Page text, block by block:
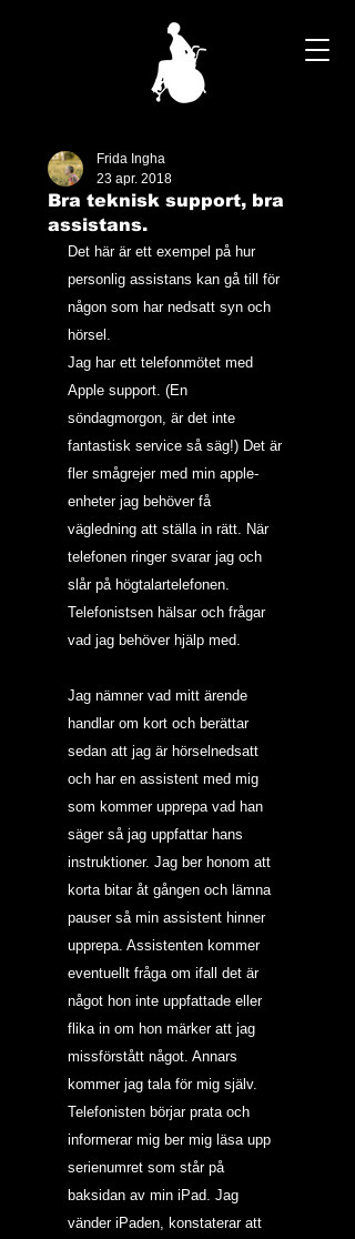
Bra teknisk support, bra
assistans.
Frida Ingha
23 apr. 2018
Det här är ett exempel på hur
personlig assistans kan gå till för
någon som har nedsatt syn och
hörsel.
Jag har ett telefonmötet med
Apple support. (En
söndagmorgon, är det inte
fantastisk service så säg!) Det är
fler smågrejer med min apple-
enheter jag behöver få
vägledning att ställa in rätt. När
telefonen ringer svarar jag och
slår på högtalartelefonen.
Telefonistsen hälsar och frågar
vad jag behöver hjälp med.
Jag nämner vad mitt ärende
handlar om kort och berättar
sedan att jag är hörselnedsatt
och har en assistent med mig
som kommer upprepa vad han
säger så jag uppfattar hans
instruktioner. Jag ber honom att
korta bitar åt gången och lämna
pauser så min assistent hinner
upprepa. Assistenten kommer
eventuellt fråga om ifall det är
något hon inte uppfattade eller
flika in om hon märker att jag
missförstått något. Annars
kommer jag tala för mig själv.
Telefonisten börjar prata och
informerar mig ber mig läsa upp
serienumret som står på
baksidan av min iPad. Jag
vänder iPaden, konstaterar att